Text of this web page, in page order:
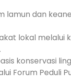
dan
lokal melalui
konservasi
Forum Peduli